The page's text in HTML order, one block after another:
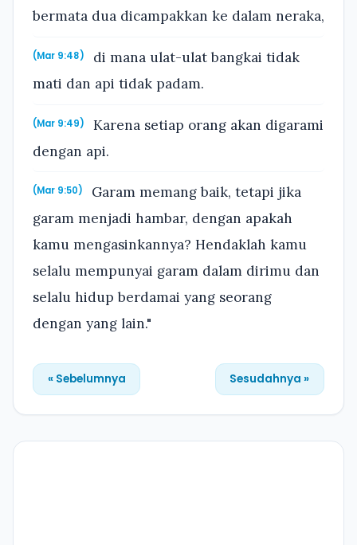
bermata dua dicampakkan ke dalam neraka,
(Mar 9:48)
di mana ulat-ulat bangkai tidak
mati dan api tidak padam.
(Mar 9:49)
Karena setiap orang akan digarami
dengan api.
(Mar 9:50)
Garam memang baik, tetapi jika
garam menjadi hambar, dengan apakah
kamu mengasinkannya? Hendaklah kamu
selalu mempunyai garam dalam dirimu dan
selalu hidup berdamai yang seorang
dengan yang lain."
« Sebelumnya Sesudahnya »